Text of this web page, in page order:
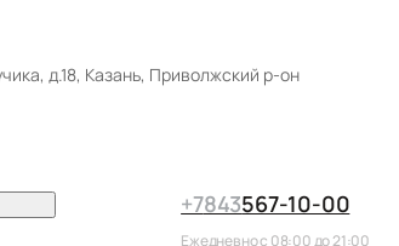
д.18, Казань, Приволжский р-он
+7843567-10-00
Ежедневно с 08:00 до 21:00